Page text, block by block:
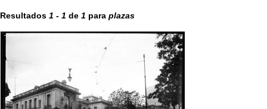
Resultados 1 - 1 de 1 para plazas